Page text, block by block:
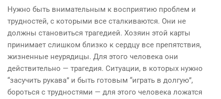
Нужно быть внимательным к восприятию проблем и
трудностей, с которыми все сталкиваются. Они не
должны становиться трагедией. Хозяин этой карты
принимает слишком близко к сердцу все препятствия,
жизненные неурядицы. Для этого человека они
действительно — трагедия. Ситуации, в которых нужно
“засучить рукава” и быть готовым “играть в долгую”,
бороться с трудностями — для этого человека ложатся